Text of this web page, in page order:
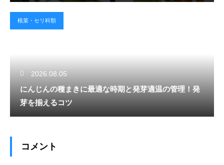
根菜・セリ科類
2026.08.05
にんじんの種まきに最適な時期と発芽適温の管理！発
芽を揃えるコツ
コメント